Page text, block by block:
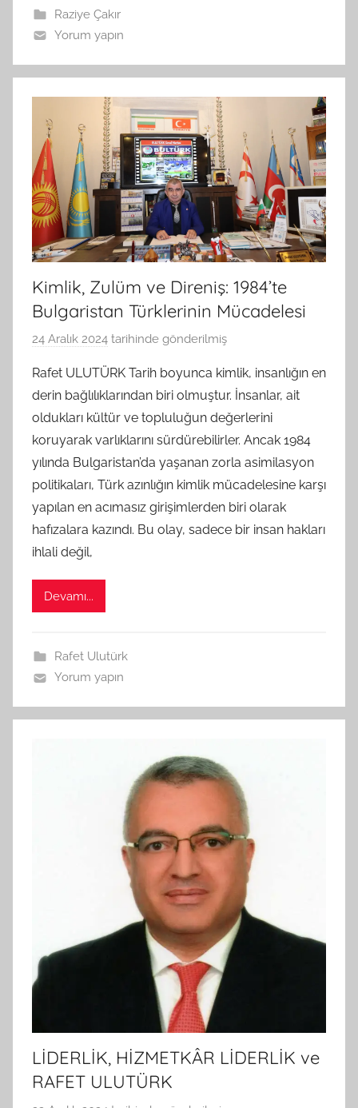
Raziye Çakır
Yorum yapın
Kimlik, Zulüm ve Direniş: 1984’te
Bulgaristan Türklerinin Mücadelesi
24 Aralık 2024 tarihinde gönderilmiş
S
A
M
t
a
r
a
f
Rafet ULUTÜRK Tarih boyunca kimlik, insanlığın en
derin bağlılıklarından biri olmuştur. İnsanlar, ait
oldukları kültür ve topluluğun değerlerini
koruyarak varlıklarını sürdürebilirler. Ancak 1984
yılında Bulgaristan’da yaşanan zorla asimilasyon
politikaları, Türk azınlığın kimlik mücadelesine karşı
yapılan en acımasız girişimlerden biri olarak
hafızalara kazındı. Bu olay, sadece bir insan hakları
ihlali değil,
Devamı...
Rafet Ulutürk
Yorum yapın
LİDERLİK, HİZMETKÂR LİDERLİK ve
RAFET ULUTÜRK